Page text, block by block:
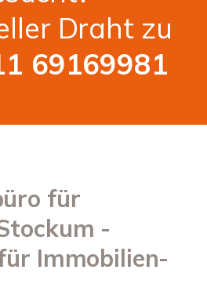
Draht zu
69169981
für
-
Immobilien-